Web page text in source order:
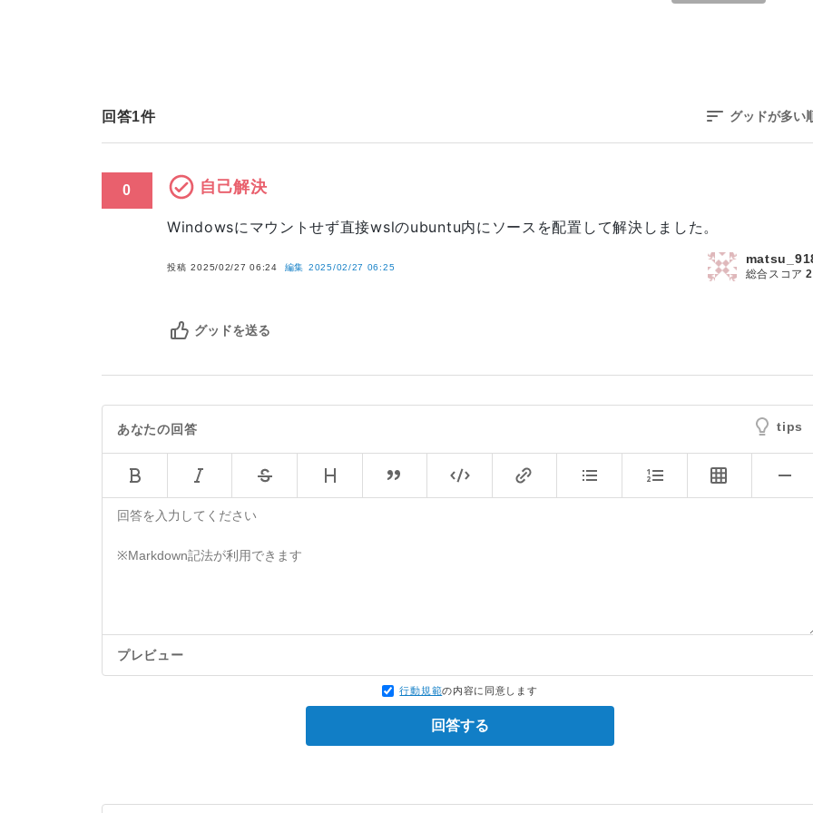
回答1件 グッドが多い
0 自己解決
Windowsにマウントせず直接wslのubuntu内にソースを配置して解決しました。
投稿 2025/02/27 06:24 編集 2025/02/27 06:25
総合スコア 2
グッドを送る
あなたの回答 tips
プレビュー
行動規範の内容に同意します
回答する